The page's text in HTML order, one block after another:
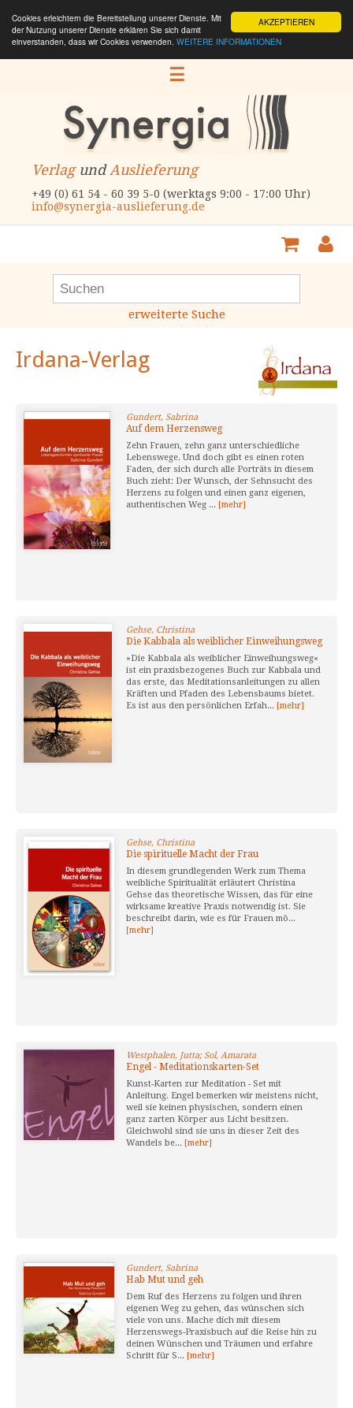
AKZEPTIEREN
Cookies erleichtern die Bereitstellung unserer Dienste. Mit
der Nutzung unserer Dienste erklären Sie sich damit
einverstanden, dass wir Cookies verwenden. WEITERE INFORMATIONEN
☰
VerlagundAuslieferung
+49 (0) 61 54 - 60 39 5-0 (werktags 9:00 - 17:00 Uhr)
info@synergia-auslieferung.de
erweiterte Suche
Irdana-Verlag
Gundert, Sabrina
Auf dem Herzensweg
Zehn Frauen, zehn ganz unterschiedliche
Lebenswege. Und doch gibt es einen roten
Faden, der sich durch alle Porträts in diesem
Buch zieht: Der Wunsch, der Sehnsucht des
Herzens zu folgen und einen ganz eigenen,
authentischen Weg ... [mehr]
Gehse, Christina
Die Kabbala als weiblicher Einweihungsweg
»Die Kabbala als weiblicher Einweihungsweg«
ist ein praxisbezogenes Buch zur Kabbala und
das erste, das Meditationsanleitungen zu allen
Kräften und Pfaden des Lebensbaums bietet.
Es ist aus den persönlichen Erfah... [mehr]
Gehse, Christina
Die spirituelle Macht der Frau
In diesem grundlegenden Werk zum Thema
weibliche Spiritualität erläutert Christina
Gehse das theoretische Wissen, das für eine
wirksame kreative Praxis notwendig ist. Sie
beschreibt darin, wie es für Frauen mö...
[mehr]
Westphalen, Jutta; Sol, Amarata
Engel - Meditationskarten-Set
Kunst-Karten zur Meditation - Set mit
Anleitung. Engel bemerken wir meistens nicht,
weil sie keinen physischen, sondern einen
ganz zarten Körper aus Licht besitzen.
Gleichwohl sind sie uns in dieser Zeit des
Wandels be... [mehr]
Gundert, Sabrina
Hab Mut und geh
Dem Ruf des Herzens zu folgen und ihren
eigenen Weg zu gehen, das wünschen sich
viele von uns. Mache dich mit diesem
Herzenswegs-Praxisbuch auf die Reise hin zu
deinen Wünschen und Träumen und erfahre
Schritt für S... [mehr]